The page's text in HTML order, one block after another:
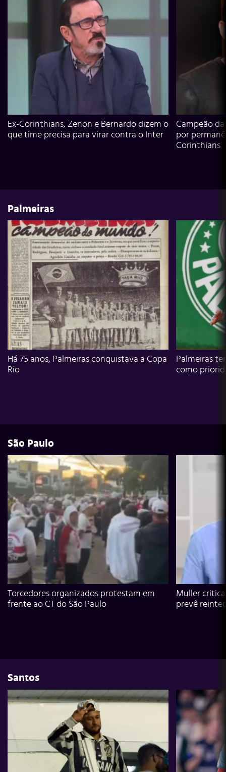
Ex-Corinthians, Zenon e Bernardo dizem o
que time precisa para virar contra o Inter
Campeão
por
Corinthians
Palmeiras
Há 75 anos, Palmeiras conquistava a Copa
Rio
Palmeiras
como
São Paulo
Torcedores organizados protestam em
frente ao CT do São Paulo
Muller
prevê
Santos